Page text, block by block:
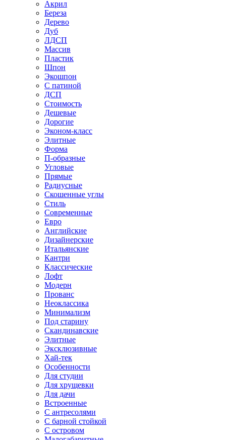
Акрил
Береза
Дерево
Дуб
ЛДСП
Массив
Пластик
Шпон
Экошпон
С патиной
ДСП
Стоимость
Дешевые
Дорогие
Эконом-класс
Элитные
Форма
П-образные
Угловые
Прямые
Радиусные
Скошенные углы
Стиль
Современные
Евро
Английские
Дизайнерские
Итальянские
Кантри
Классические
Лофт
Модерн
Прованс
Неоклассика
Минимализм
Под старину
Скандинавские
Элитные
Эксклюзивные
Хай-тек
Особенности
Для студии
Для хрущевки
Для дачи
Встроенные
С антресолями
С барной стойкой
С островом